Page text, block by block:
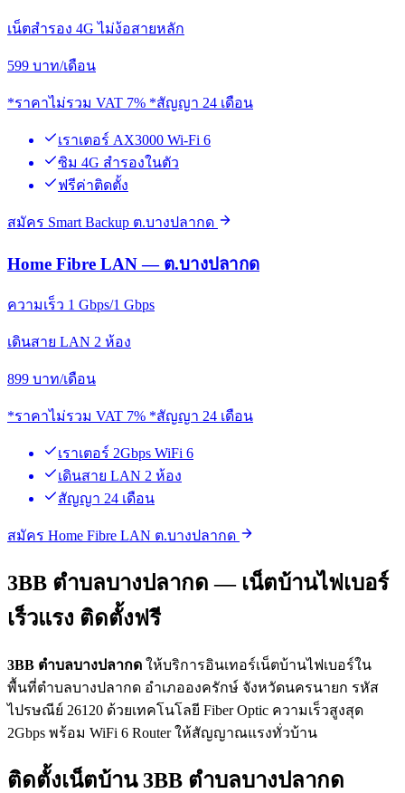
เน็ตสำรอง 4G ไม่ง้อสายหลัก
599 บาท/เดือน
*ราคาไม่รวม VAT 7% *สัญญา 24 เดือน
เราเตอร์ AX3000 Wi-Fi 6
ซิม 4G สำรองในตัว
ฟรีค่าติดตั้ง
สมัคร Smart Backup ต.บางปลากด
Home Fibre LAN — ต.บางปลากด
ความเร็ว 1 Gbps/1 Gbps
เดินสาย LAN 2 ห้อง
899 บาท/เดือน
*ราคาไม่รวม VAT 7% *สัญญา 24 เดือน
เราเตอร์ 2Gbps WiFi 6
เดินสาย LAN 2 ห้อง
สัญญา 24 เดือน
สมัคร Home Fibre LAN ต.บางปลากด
3BB ตำบลบางปลากด — เน็ตบ้านไฟเบอร์
เร็วแรง ติดตั้งฟรี
3BB ตำบลบางปลากด ให้บริการอินเทอร์เน็ตบ้านไฟเบอร์ใน
พื้นที่ตำบลบางปลากด อำเภอองครักษ์ จังหวัดนครนายก รหัส
ไปรษณีย์ 26120 ด้วยเทคโนโลยี Fiber Optic ความเร็วสูงสุด
2Gbps พร้อม WiFi 6 Router ให้สัญญาณแรงทั่วบ้าน
ติดตั้งเน็ตบ้าน 3BB ตำบลบางปลากด